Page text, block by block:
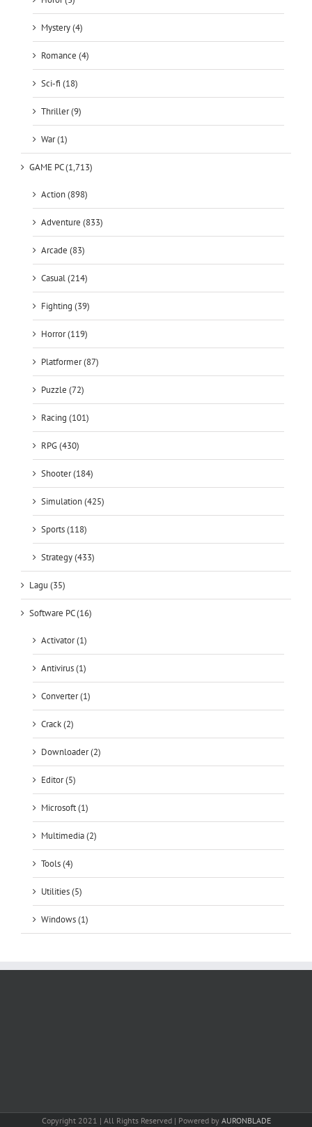
Mystery (4)
Romance (4)
Sci-fi (18)
Thriller (9)
War (1)
GAME PC (1,713)
Action (898)
Adventure (833)
Arcade (83)
Casual (214)
Fighting (39)
Horror (119)
Platformer (87)
Puzzle (72)
Racing (101)
RPG (430)
Shooter (184)
Simulation (425)
Sports (118)
Strategy (433)
Lagu (35)
Software PC (16)
Activator (1)
Antivirus (1)
Converter (1)
Crack (2)
Downloader (2)
Editor (5)
Microsoft (1)
Multimedia (2)
Tools (4)
Utilities (5)
Windows (1)
Copyright 2021 | All Rights Reserved | Powered by AURONBLADE